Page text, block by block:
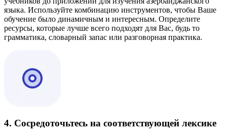
языка. Используйте комбинацию инструментов, чтобы Ваше
обучение было динамичным и интересным. Определите
ресурсы, которые лучше всего подходят для Вас, будь то
грамматика, словарный запас или разговорная практика.
4. Сосредоточьтесь на соответствующей лексике